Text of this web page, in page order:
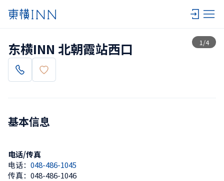
1 /4
查看一览
东横INN 北朝霞站西口
基本信息
电话/传真
电话： 048-486-1045
传真： 048-486-1046